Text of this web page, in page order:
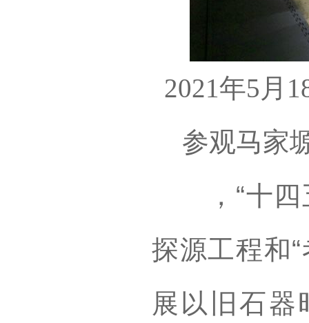
2021年5月
参观马家
，“十四
探源工程和
展以旧石器